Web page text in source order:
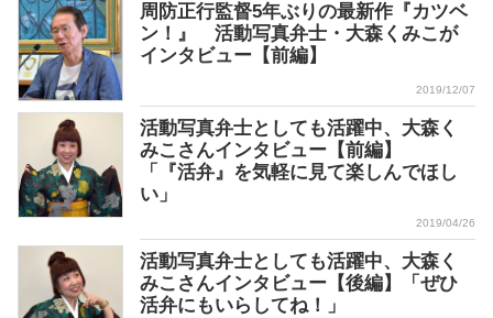
周防正行監督5年ぶりの最新作『カツベ
ン！』 活動写真弁士・大森くみこが
インタビュー【前編】
2019/12/07
活動写真弁士としても活躍中、大森く
みこさんインタビュー【前編】
「『活弁』を気軽に見て楽しんでほし
い」
2019/04/26
活動写真弁士としても活躍中、大森く
みこさんインタビュー【後編】「ぜひ
活弁にもいらしてね！」